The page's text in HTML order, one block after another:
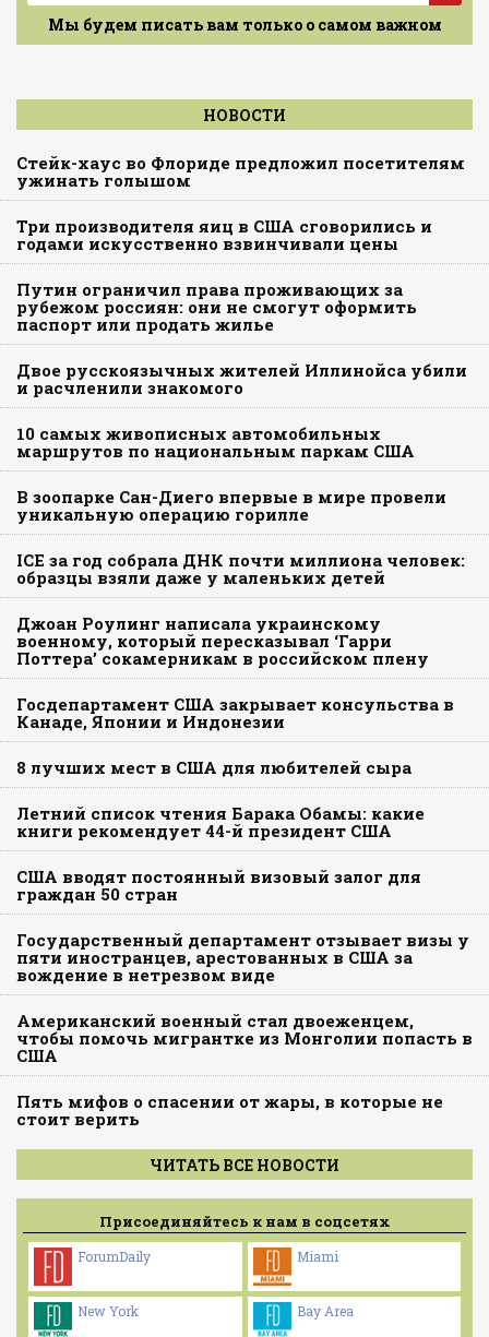
Мы будем писать вам только о самом важном
НОВОСТИ
Стейк-хаус во Флориде предложил посетителям
ужинать голышом
Три производителя яиц в США сговорились и
годами искусственно взвинчивали цены
Путин ограничил права проживающих за
рубежом россиян: они не смогут оформить
паспорт или продать жилье
Двое русскоязычных жителей Иллинойса убили
и расчленили знакомого
10 самых живописных автомобильных
маршрутов по национальным паркам США
В зоопарке Сан-Диего впервые в мире провели
уникальную операцию горилле
ICE за год собрала ДНК почти миллиона человек:
образцы взяли даже у маленьких детей
Джоан Роулинг написала украинскому
военному, который пересказывал ‘Гарри
Поттера’ сокамерникам в российском плену
Госдепартамент США закрывает консульства в
Канаде, Японии и Индонезии
8 лучших мест в США для любителей сыра
Летний список чтения Барака Обамы: какие
книги рекомендует 44-й президент США
США вводят постоянный визовый залог для
граждан 50 стран
Государственный департамент отзывает визы у
пяти иностранцев, арестованных в США за
вождение в нетрезвом виде
Американский военный стал двоеженцем,
чтобы помочь мигрантке из Монголии попасть в
США
Пять мифов о спасении от жары, в которые не
стоит верить
ЧИТАТЬ ВСЕ НОВОСТИ
Присоединяйтесь к нам в соцсетях
ForumDaily Miami
New York Bay Area